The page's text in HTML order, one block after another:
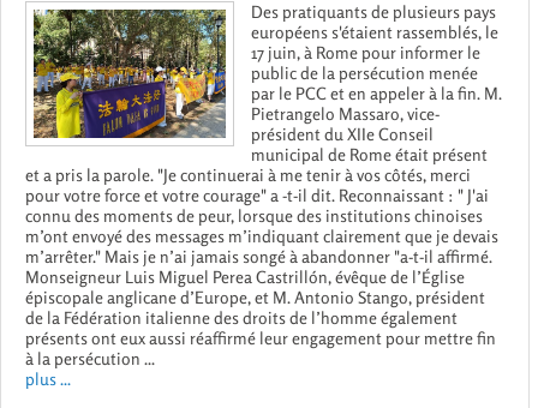
Des pratiquants de plusieurs pays
européens s'étaient rassemblés, le
17 juin, à Rome pour informer le
public de la persécution menée
par le PCC et en appeler à la fin. M.
Pietrangelo Massaro, vice-
président du XIIe Conseil
municipal de Rome était présent
et a pris la parole. "Je continuerai à me tenir à vos côtés, merci
pour votre force et votre courage" a -t-il dit. Reconnaissant : " J'ai
connu des moments de peur, lorsque des institutions chinoises
m’ont envoyé des messages m’indiquant clairement que je devais
m’arrêter." Mais je n’ai jamais songé à abandonner "a-t-il affirmé.
Monseigneur Luis Miguel Perea Castrillón, évêque de l’Église
épiscopale anglicane d’Europe, et M. Antonio Stango, président
de la Fédération italienne des droits de l’homme également
présents ont eux aussi réaffirmé leur engagement pour mettre fin
à la persécution ...
plus ...